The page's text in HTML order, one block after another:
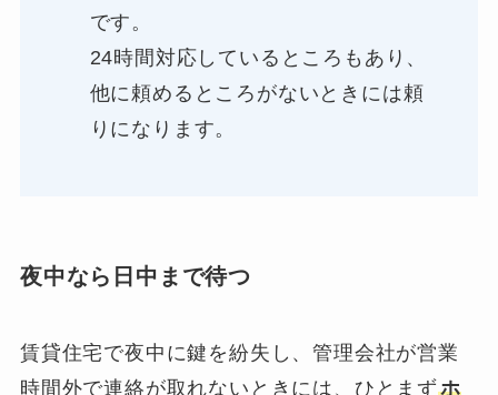
です。
24時間対応しているところもあり、
他に頼めるところがないときには頼
りになります。
夜中なら日中まで待つ
賃貸住宅で夜中に鍵を紛失し、管理会社が営業
時間外で連絡が取れないときには、ひとまずホ